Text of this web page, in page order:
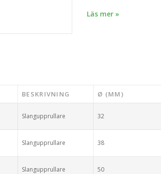
Läs mer »
BESKRIVNING Ø (MM)
Slangupprullare 32
Slangupprullare 38
Slangupprullare 50